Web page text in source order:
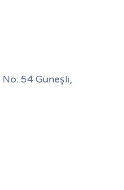
54 Güneşli,